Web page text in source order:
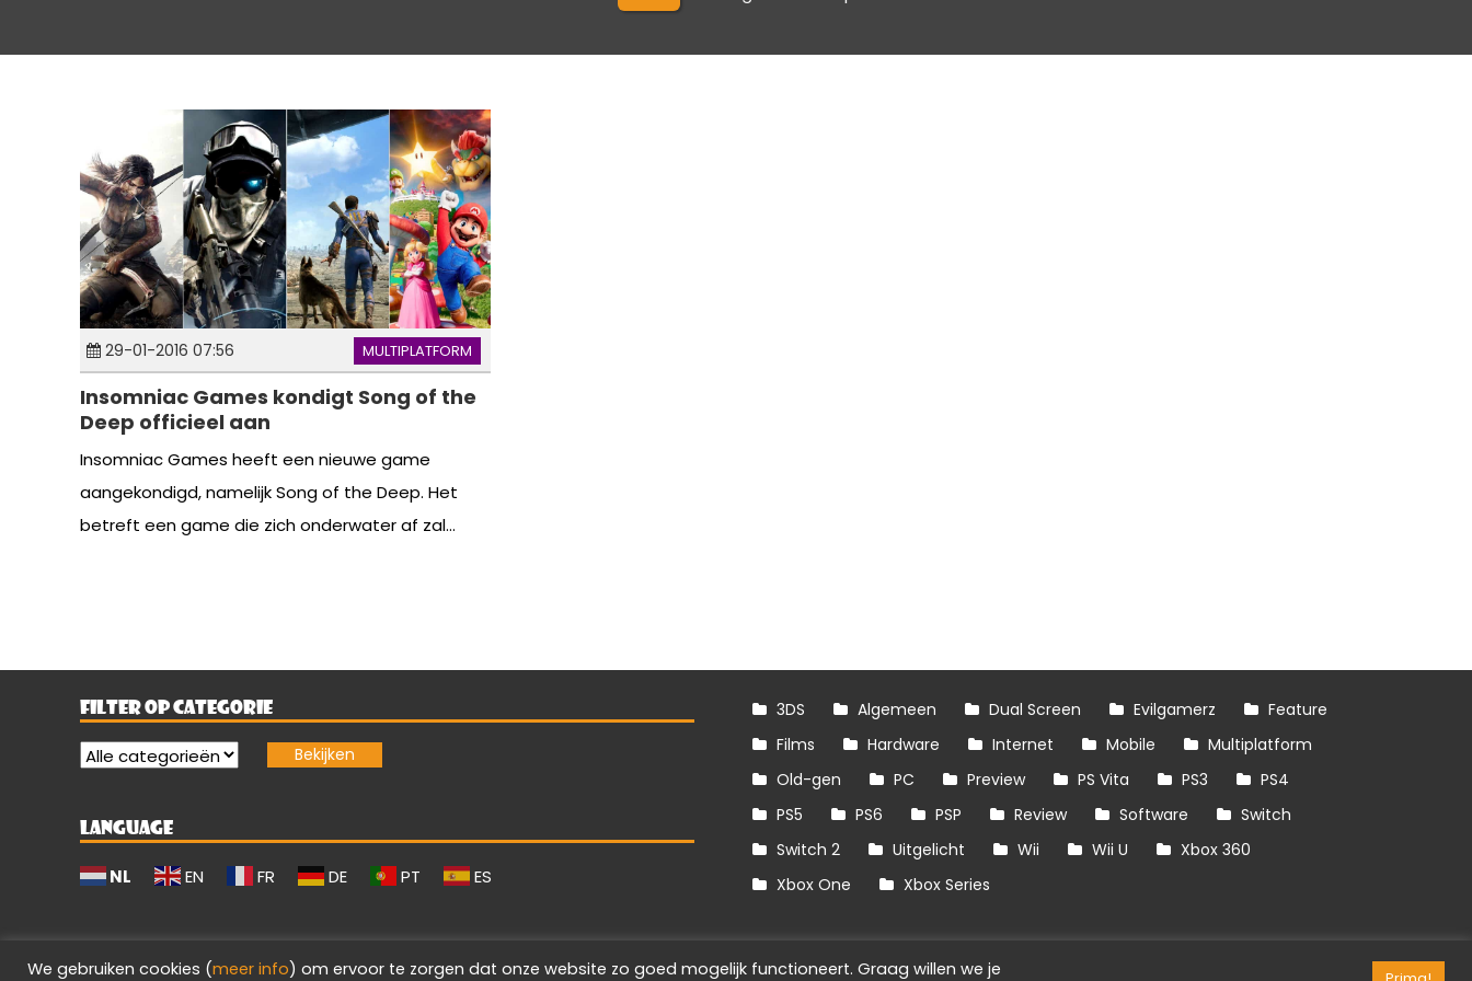
29-01-2016 07:56 MULTIPLATFORM
Insomniac Games kondigt Song of the
Deep officieel aan
Insomniac Games heeft een nieuwe game
aangekondigd, namelijk Song of the Deep. Het
betreft een game die zich onderwater af zal...
FILTER OP CATEGORIE
LANGUAGE
NL EN FR DE PT ES
3DS Algemeen Dual Screen Evilgamerz
Feature
Films
Hardware Internet Mobile
Multiplatform
Old-gen
PC Preview PS Vita PS3
PS4
PS5
PS6 PSP Review Software
Switch
Switch 2
Uitgelicht Wii Wii U
Xbox 360
Xbox One
Xbox Series
We gebruiken cookies (meer info) om ervoor te zorgen dat onze website zo goed mogelijk functioneert. Graag willen we je